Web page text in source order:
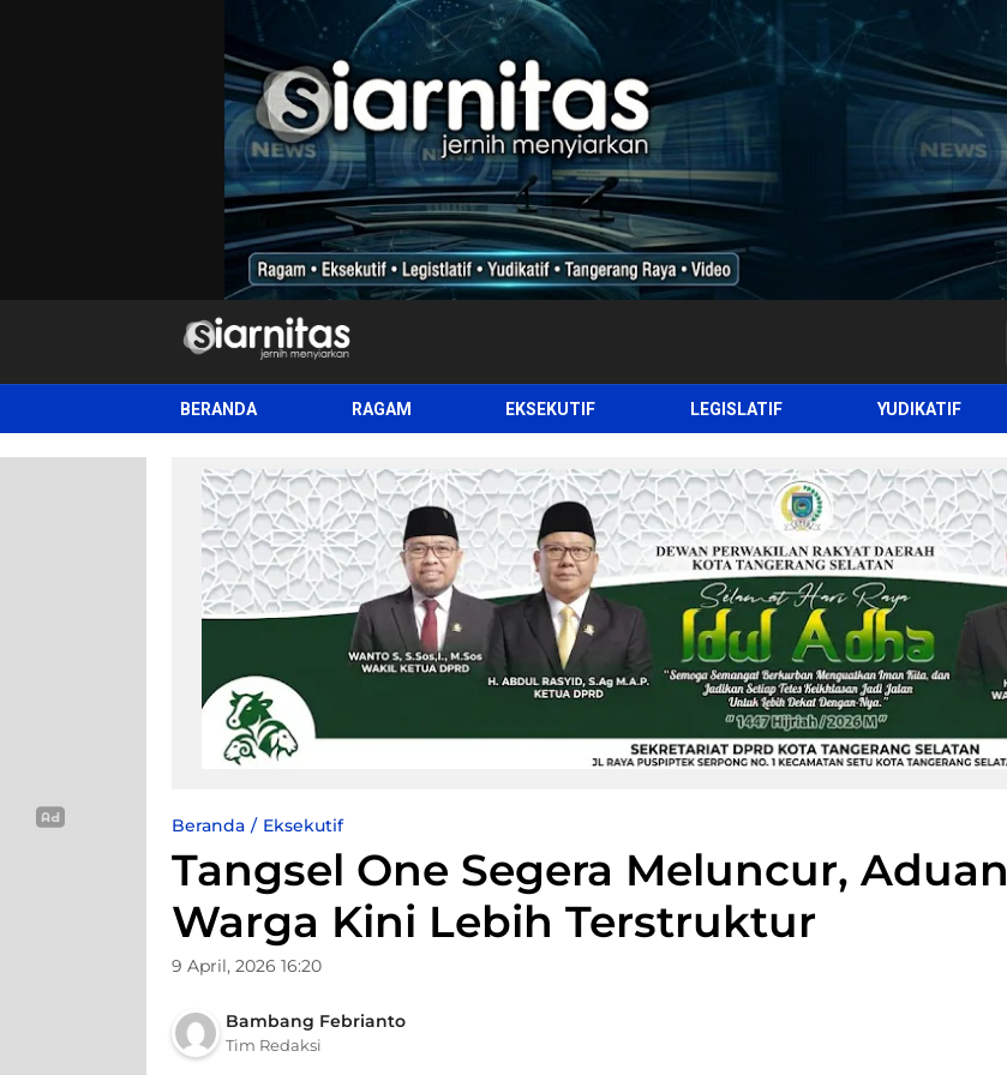
siarnitas
Jernih Menyiarkan
BERANDA RAGAM EKSEKUTIF LEGISLATIF YUDIKATIF
Beranda Eksekutif
Tangsel One Segera Meluncur, Aduan
Warga Kini Lebih Terstruktur
9 April, 2026 16:20
Bambang Febrianto
Tim Redaksi